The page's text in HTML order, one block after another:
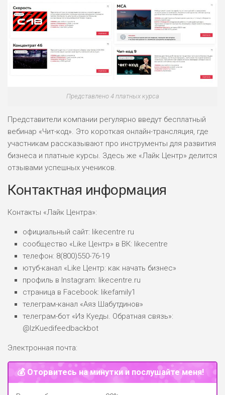
ДОХОД: НИЗКИЙ
БЮДЖЕТ: НИЗКИЙ
ОБЗОР
ПОДОЙДЕТ
ВСЕМ
0
БЮДЖЕТ: НИЗКИЙПредставлено 4 платных курса
Представители компании регулярно введут бесплатный
вебинар «Чит-код». Это короткая онлайн-трансляция, где
участникам рассказывают про инструменты для развития
бизнеса и платные курсы. Здесь же «Лайк Центр» делится
отзывами успешных учеников.
Контактная информация
Контакты «Лайк Центра»:
официальный сайт: likecentre ru
сообщество «Like Центр» в ВК: likecentre
телефон: 8(800)550-76-19
ютуб-канал «Like Центр: как начать бизнес»
профиль в Instagram: likecentre.ru
страница в Facebook: likefamily1
телеграм-канал «Аяз Шабутдинов»
телеграм-бот «Из Куеды. Обратная связь»:
@IzKuedifeedbackbot
Электронная почта:
💰 Оторвитесь на минутки и послушайте меня!